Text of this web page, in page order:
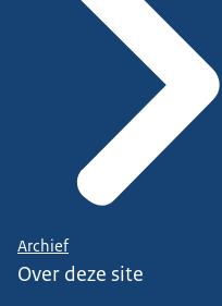
Archief
Over deze site